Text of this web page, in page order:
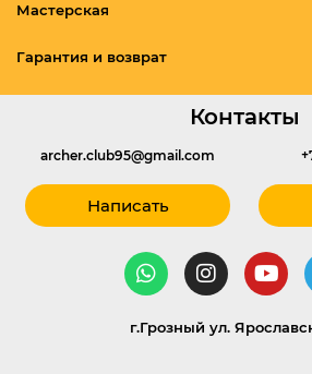
Мастерская
Гарантия и возврат
Контакты
archer.club95@gmail.com
Написать
г.Грозный ул.